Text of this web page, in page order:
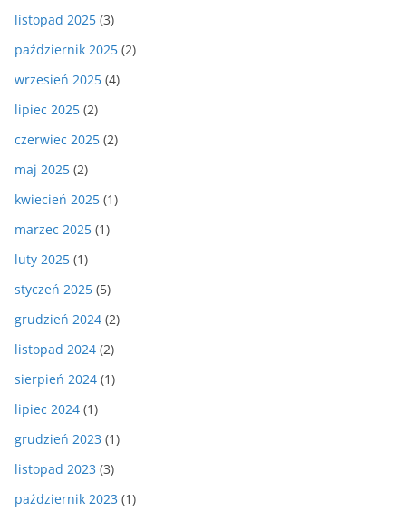
listopad 2025 (3)
październik 2025 (2)
wrzesień 2025 (4)
lipiec 2025 (2)
czerwiec 2025 (2)
maj 2025 (2)
kwiecień 2025 (1)
marzec 2025 (1)
luty 2025 (1)
styczeń 2025 (5)
grudzień 2024 (2)
listopad 2024 (2)
sierpień 2024 (1)
lipiec 2024 (1)
grudzień 2023 (1)
listopad 2023 (3)
październik 2023 (1)